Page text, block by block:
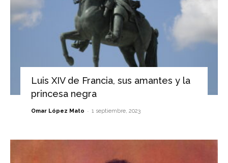
Luis XIV de Francia, sus amantes y la
princesa negra
Omar López Mato - 1 septiembre, 2023